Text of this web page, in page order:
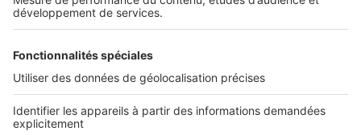
Tous nos services pro
Accès client